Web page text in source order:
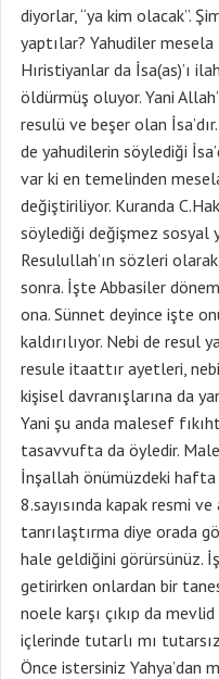
diyorlar, “ya kim olacak”.
yaptılar? Yahudiler mesela
Hıristiyanlar da İsa(as)’ı
öldürmüş oluyor. Yani
resulü ve beşer olan
de yahudilerin söylediği
var ki en temelinden
değiştiriliyor. Kuranda
söylediği değişmez sosyal
Resulullah’ın sözleri
sonra. İşte Abbasiler
ona. Sünnet deyince işte
kaldırılıyor. Nebi de resul
resule itaattır ayetleri,
kişisel davranışlarına da
Yani şu anda malesef
tasavvufta da öyledir.
İnşallah önümüzdeki hafta
8.sayısında kapak resmi
tanrılaştırma diye orada
hale geldiğini görürsünüz.
getirirken onlardan bir
noele karşı çıkıp da
içlerinde tutarlı mı
Önce istersiniz Yahya’dan